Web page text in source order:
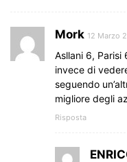
Mork 12 Marzo
Asllani 6,
invece di
seguendo
migliore degli
Risposta